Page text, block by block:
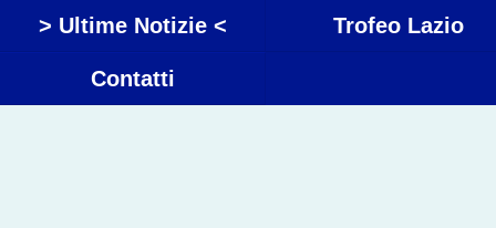
> Ultime Notizie < Trofeo Lazio
Contatti